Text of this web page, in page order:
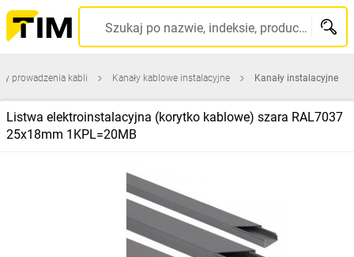
Szukaj po nazwie, indeksie, producencie, kodzie kreskowym...
prowadzenia kabli Kanały kablowe instalacyjne Kanały instalacyjne
Listwa elektroinstalacyjna (korytko kablowe) szara RAL7037
25x18mm 1KPL=20MB